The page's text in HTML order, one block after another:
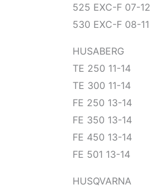
525 EXC-F 07-12
530 EXC-F 08-11
HUSABERG
TE 250 11-14
TE 300 11-14
FE 250 13-14
FE 350 13-14
FE 450 13-14
FE 501 13-14
HUSQVARNA